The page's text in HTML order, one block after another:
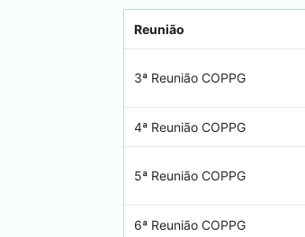
Reunião
3ª Reunião COPPG
4ª Reunião COPPG
5ª Reunião COPPG
6ª Reunião COPPG